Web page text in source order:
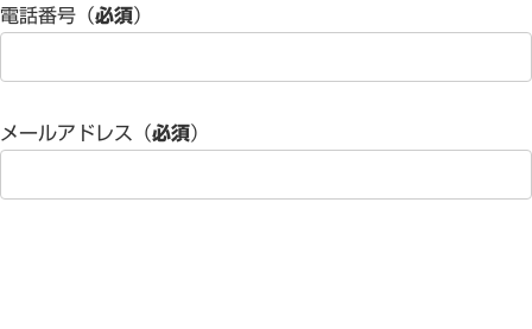
電話番号（必須）
メールアドレス（必須）